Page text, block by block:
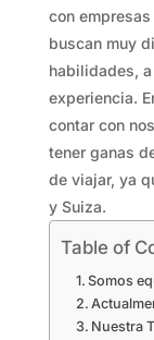
con
buscan muy
habilidades,
experiencia.
contar con
tener ganas
de viajar, ya
y Suiza.
Table of
Somos
Nuestra